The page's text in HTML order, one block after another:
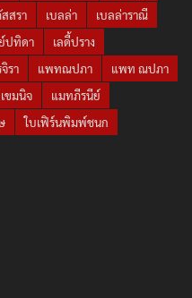
สรา เบลล่า
เบลล่าราณี
ปทิดา
เลดี้ปราง
รา แพทณปภา
แพท ณปภา
ขมนิจ
แมทภีรนีย์
ใบเฟิร์นพิมพ์ชนก